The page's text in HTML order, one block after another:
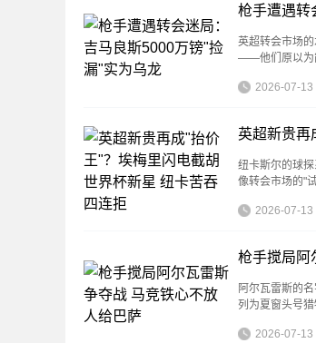
枪手遭遇转
英超转会市场
——他们原以为
2026-07-13
英超新贵再
纽卡斯尔的球
像转会市场的"
2026-07-13
枪手搅局阿
阿尔瓦雷斯的
列为夏窗头号
2026-07-13